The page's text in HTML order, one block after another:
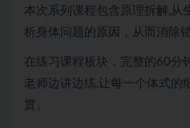
本次系列课程包含原理拆解,从
析身体问题的原因，从而消除
在练习课程板块，完整的60分
老师边讲边练,让每一个体式的
贯。